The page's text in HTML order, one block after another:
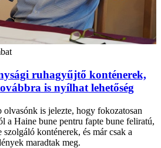
ruhagyűjtő konténerek,
is nyílhat lehetőség
is jelezte, hogy fokozatosan
a Haine bune pentru fapte bune feliratú,
konténerek, és már csak a
maradtak meg.